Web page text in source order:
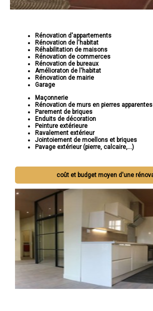
Rénovation d'appartements
Rénovation de l'habitat
Réhabilitation de maisons
Rénovation de commerces
Rénovation de bureaux
Amélioraton de l'habitat
Rénovation de mairie
Garage
Maçonnerie
Rénovation de murs en pierres apparentes
Parement de briques
Enduits de décoration
Peinture extérieure
Ravalement extérieur
Jointoiement de moellons et briques
Pavage extérieur (pierre, calcaire,...)
coût et budget moyen d'une